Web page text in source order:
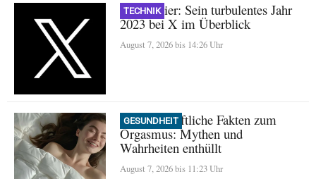
TECHNIK
Nikita Bier: Sein turbulentes Jahr
2023 bei X im Überblick
August 7, 2026 bis 14:26 Uhr
GESUNDHEIT
Wissenschaftliche Fakten zum
Orgasmus: Mythen und
Wahrheiten enthüllt
August 7, 2026 bis 11:23 Uhr